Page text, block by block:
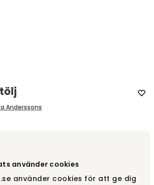
använder cookies
använder cookies för att ge dig
Anderssons